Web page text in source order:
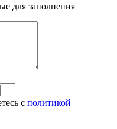
для заполнения
с политикой